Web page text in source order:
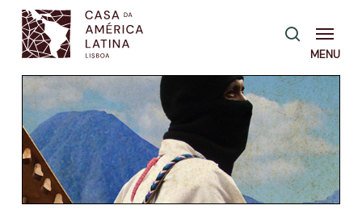
Skip
main
content
pesquisa
Menu